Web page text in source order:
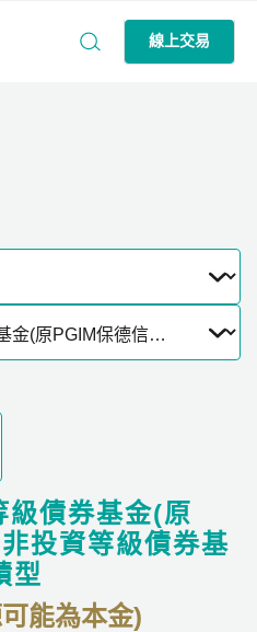
線上交易
級債券基金(原
投資等級債券基
型
能為本金)